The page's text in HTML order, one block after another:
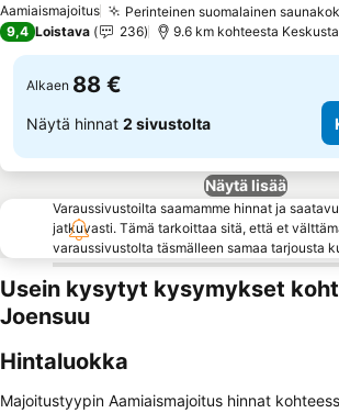
Aamiaismajoitus Perinteinen suomalainen
9,4 Loistava 236 9.6 km kohteesta Keskusta
Alkaen 88 €
Näytä hinnat 2 sivustolta
Näytä lisää
Varaussivustoilta saamamme hinnat ja
jatkuvasti. Tämä tarkoittaa sitä, että et
varaussivustolta täsmälleen samaa tarjousta
Usein kysytyt kysymykset
Joensuu
Hintaluokka
Majoitustyypin Aamiaismajoitus hinnat